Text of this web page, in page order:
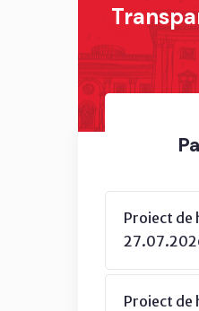
Proiect de
Proiect de